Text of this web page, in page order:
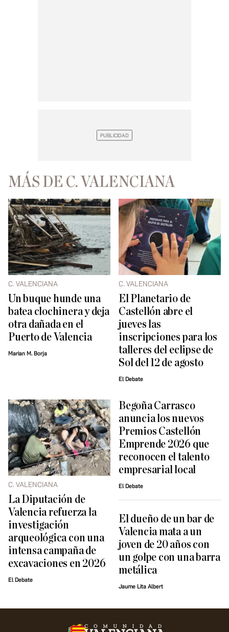
MÁS DE C. VALENCIANA
C. VALENCIANA
Un buque hunde una
batea clochinera y deja
otra dañada en el
Puerto de Valencia
Marian M. Borja
C. VALENCIANA
El Planetario de
Castellón abre el
jueves las
inscripciones para los
talleres del eclipse de
Sol del 12 de agosto
El Debate
C. VALENCIANA
La Diputación de
Valencia refuerza la
investigación
arqueológica con una
intensa campaña de
excavaciones en 2026
El Debate
Begoña Carrasco
anuncia los nuevos
Premios Castellón
Emprende 2026 que
reconocen el talento
empresarial local
El Debate
El dueño de un bar de
Valencia mata a un
joven de 20 años con
un golpe con una barra
metálica
Jaume Lita Albert